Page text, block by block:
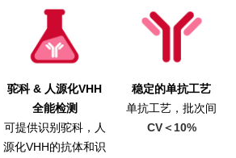
驼科 & 人源化VHH
全能检测
可提供识别驼科，人
源化VHH的抗体和识
稳定的单抗工艺
单抗工艺，批次间
CV＜10%